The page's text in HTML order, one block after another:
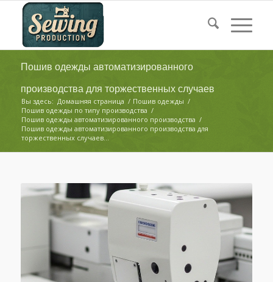
Пошив одежды автоматизированного
производства для торжественных случаев
Вы здесь: Домашняя страница / Пошив одежды /
Пошив одежды по типу производства /
Пошив одежды автоматизированного производства /
Пошив одежды автоматизированного производства для
торжественных случаев...